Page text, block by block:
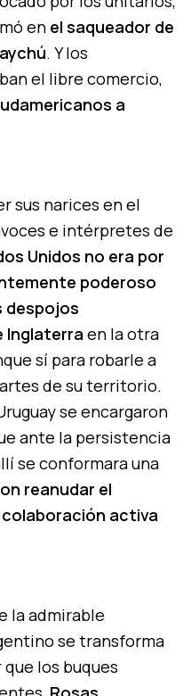
en el saqueador de
. Y los
el libre comercio,
a
sus narices en el
e intérpretes de
Unidos no era por
poderoso
despojos
Inglaterra en la otra
sí para robarle a
de su territorio.
se encargaron
ante la persistencia
se conformara una
reanudar el
activa
la admirable
se transforma
los buques